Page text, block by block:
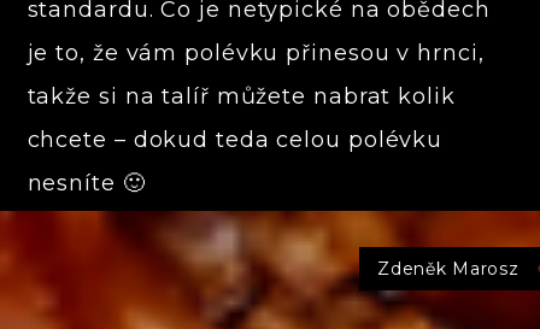
standardu. Co je netypické na obědech
je to, že vám polévku přinesou v hrnci,
takže si na talíř můžete nabrat kolik
chcete – dokud teda celou polévku
nesníte 🙂
Zdeněk Marosz